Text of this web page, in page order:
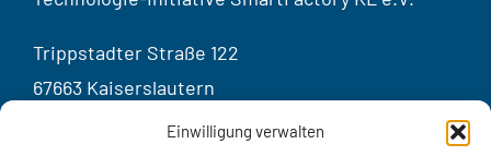
Einwilligung verwalten
Trippstadter Straße 122
67663 Kaiserslautern